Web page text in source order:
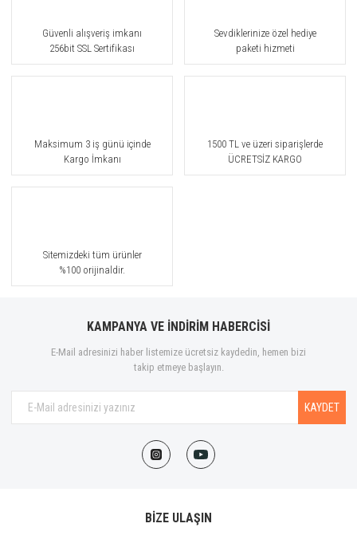
Güvenli alışveriş imkanı
256bit SSL Sertifikası
Sevdiklerinize özel hediye
paketi hizmeti
Maksimum 3 iş günü içinde
Kargo İmkanı
1500 TL ve üzeri siparişlerde
ÜCRETSİZ KARGO
Sitemizdeki tüm ürünler
%100 orijinaldir.
KAMPANYA VE İNDİRİM HABERCİSİ
E-Mail adresinizi haber listemize ücretsiz kaydedin, hemen bizi
takip etmeye başlayın.
KAYDET
BİZE ULAŞIN